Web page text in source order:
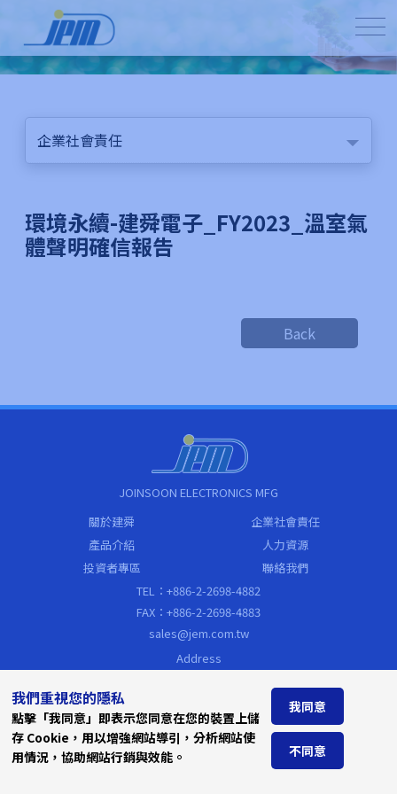
企業社會責任
環境永續-建舜電子_FY2023_溫室氣
體聲明確信報告
Back
JOINSOON ELECTRONICS MFG
關於建舜
企業社會責任
產品介紹
人力資源
投資者專區
聯絡我們
TEL：+886-2-2698-4882
FAX：+886-2-2698-4883
sales@jem.com.tw
Address
新北市汐止區新台五路一段79號19樓
我們重視您的隱私
點擊「我同意」即表示您同意在您的裝置上儲
存 Cookie，用以增強網站導引，分析網站使
用情況，協助網站行銷與效能。
我同意
不同意